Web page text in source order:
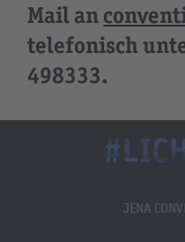
Mail an
telefonisch
498333.
JENA